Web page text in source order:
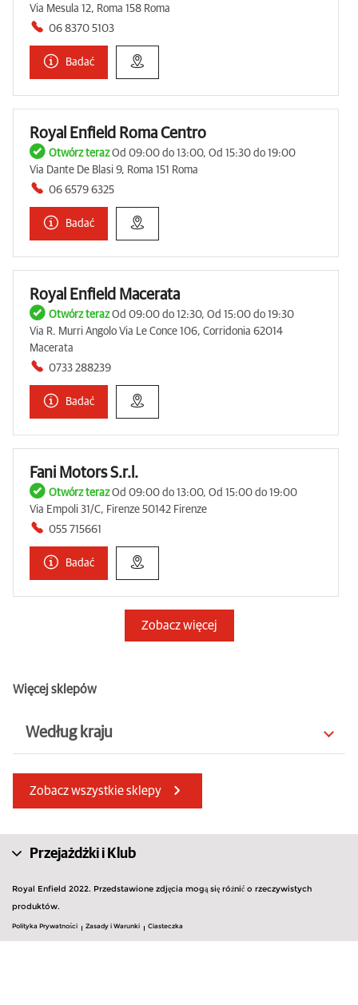
Via Mesula 12, Roma 158 Roma
06 8370 5103
Badać
Royal Enfield Roma Centro
Otwórz terazOd 09:00 do 13:00, Od 15:30 do 19:00
Via Dante De Blasi 9, Roma 151 Roma
06 6579 6325
Badać
Royal Enfield Macerata
Otwórz terazOd 09:00 do 12:30, Od 15:00 do 19:30
Via R. Murri Angolo Via Le Conce 106, Corridonia 62014
Macerata
0733 288239
Badać
Fani Motors S.r.l.
Otwórz terazOd 09:00 do 13:00, Od 15:00 do 19:00
Via Empoli 31/C, Firenze 50142 Firenze
055 715661
Badać
Zobacz więcej
Więcej sklepów
Według kraju
Litwa
Austria
Belgia
Albania
Macedonia Północna
Szwajcaria
Zobacz wszystkie sklepy
Przejażdżki i Klub
Royal Enfield 2022. Przedstawione zdjęcia mogą się różnić o rzeczywistych
produktów.
Polityka Prywatności Zasady i Warunki Ciasteczka